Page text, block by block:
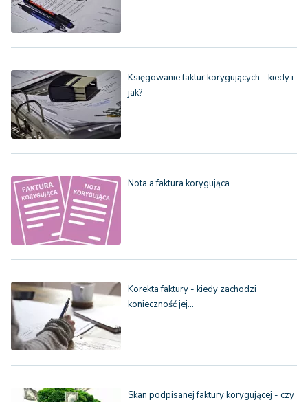
Księgowanie faktur korygujących - kiedy i
jak?
Nota a faktura korygująca
Korekta faktury - kiedy zachodzi
konieczność jej…
Skan podpisanej faktury korygującej - czy